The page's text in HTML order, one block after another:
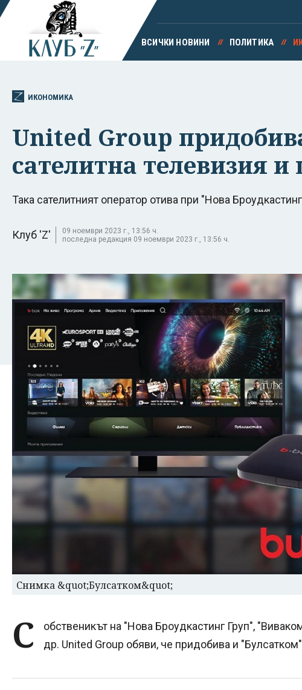
ВСИЧКИ НОВИНИ ПОЛИТИКА
ИКОНОМИКА
United Group
сателитна телевизия
Така сателитният оператор отива при "Нова
Клуб 'Z'
09 ноември 2023 г., 13:56 ч.
последна редакция 09 ноември 2023 г., 13:56 ч.
Снимка &quot;Булсатком&quot;
С
обственикът на "Нова Броудкастинг Груп",
др. United Group обяви, че придобива и